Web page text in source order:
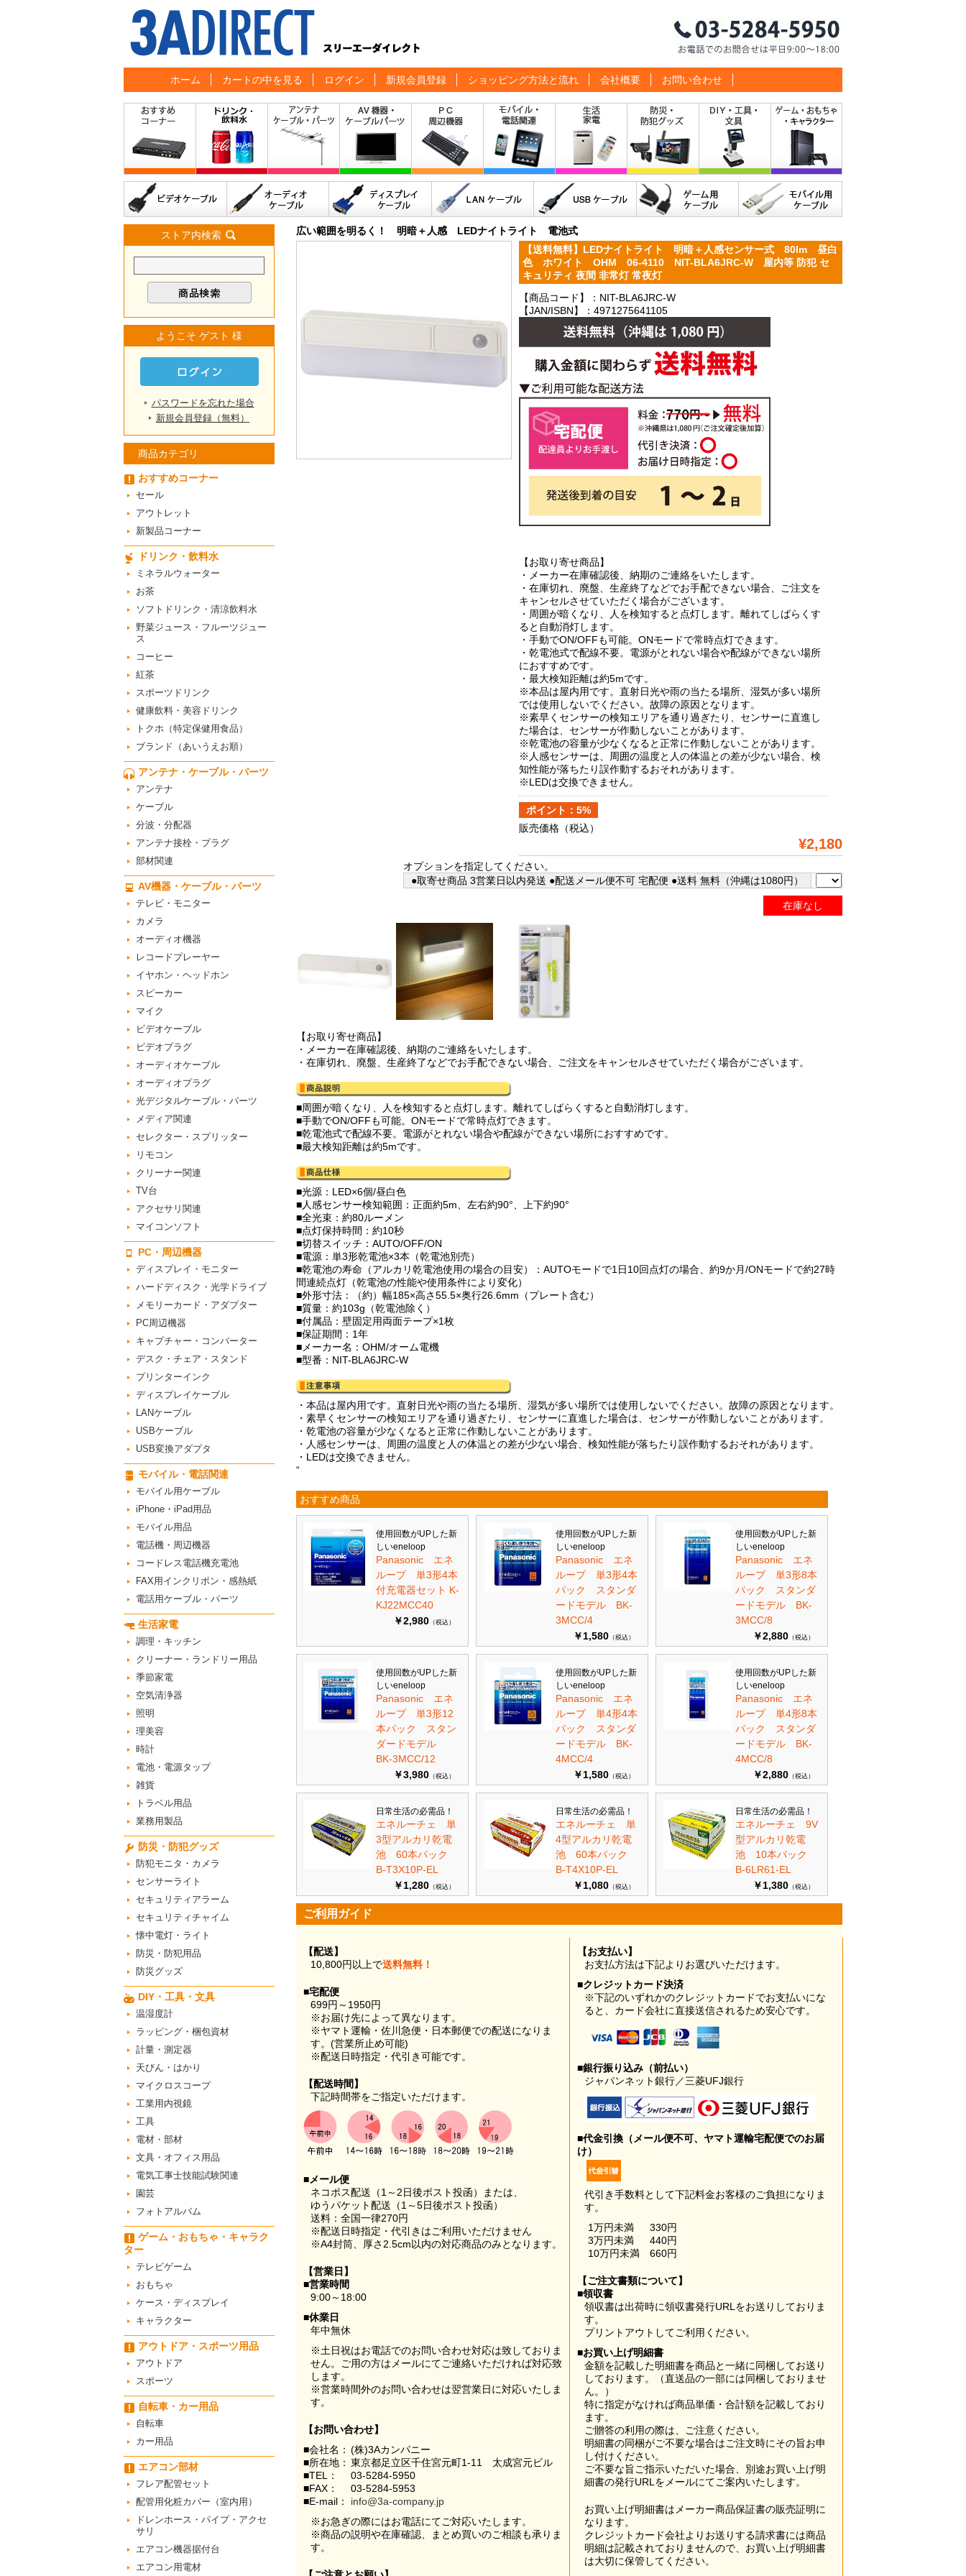
ホーム カートの中を見る ログイン 新規会員登録 ショッピング方法と流れ 会社概要 お問い合わせ
ストア内検索
ようこそ ゲスト 様
パスワードを忘れた場合
新規会員登録（無料）
商品カテゴリ
おすすめコーナー
セール
アウトレット
新製品コーナー
ドリンク・飲料水
ミネラルウォーター
お茶
ソフトドリンク・清涼飲料水
野菜ジュース・フルーツジュー
ス
コーヒー
紅茶
スポーツドリンク
健康飲料・美容ドリンク
トクホ（特定保健用食品）
ブランド（あいうえお順）
アンテナ・ケーブル・パーツ
アンテナ
ケーブル
分波・分配器
アンテナ接栓・プラグ
部材関連
AV機器・ケーブル・パーツ
テレビ・モニター
カメラ
オーディオ機器
レコードプレーヤー
イヤホン・ヘッドホン
スピーカー
マイク
ビデオケーブル
ビデオプラグ
オーディオケーブル
オーディオプラグ
光デジタルケーブル・パーツ
メディア関連
セレクター・スプリッター
リモコン
クリーナー関連
TV台
アクセサリ関連
マイコンソフト
PC・周辺機器
ディスプレイ・モニター
ハードディスク・光学ドライブ
メモリーカード・アダプター
PC周辺機器
キャプチャー・コンバーター
デスク・チェア・スタンド
プリンターインク
ディスプレイケーブル
LANケーブル
USBケーブル
USB変換アダプタ
モバイル・電話関連
モバイル用ケーブル
iPhone・iPad用品
モバイル用品
電話機・周辺機器
コードレス電話機充電池
FAX用インクリボン・感熱紙
電話用ケーブル・パーツ
生活家電
調理・キッチン
クリーナー・ランドリー用品
季節家電
空気清浄器
照明
理美容
時計
電池・電源タップ
雑貨
トラベル用品
業務用製品
防災・防犯グッズ
防犯モニタ・カメラ
センサーライト
セキュリティアラーム
セキュリティチャイム
懐中電灯・ライト
防災・防犯用品
防災グッズ
DIY・工具・文具
温湿度計
ラッピング・梱包資材
計量・測定器
天びん・はかり
マイクロスコープ
工業用内視鏡
工具
電材・部材
文具・オフィス用品
電気工事士技能試験関連
園芸
フォトアルバム
ゲーム・おもちゃ・キャラク
ター
テレビゲーム
おもちゃ
ケース・ディスプレイ
キャラクター
アウトドア・スポーツ用品
アウトドア
スポーツ
自転車・カー用品
自転車
カー用品
エアコン部材
フレア配管セット
配管用化粧カバー（室内用）
ドレンホース・パイプ・アクセ
サリ
エアコン機器据付台
エアコン用電材
広い範囲を明るく！ 明暗＋人感 LEDナイトライト 電池式
【送料無料】LEDナイトライト 明暗＋人感センサー式 80lm 昼白
色 ホワイト OHM 06-4110 NIT-BLA6JRC-W 屋内等 防犯 セ
キュリティ 夜間 非常灯 常夜灯
【商品コード】：NIT-BLA6JRC-W
【JAN/ISBN】：4971275641105
【お取り寄せ商品】
・メーカー在庫確認後、納期のご連絡をいたします。
・在庫切れ、廃盤、生産終了などでお手配できない場合、ご注文を
キャンセルさせていただく場合がございます。
・周囲が暗くなり、人を検知すると点灯します。離れてしばらくす
ると自動消灯します。
・手動でON/OFFも可能。ONモードで常時点灯できます。
・乾電池式で配線不要。電源がとれない場合や配線ができない場所
におすすめです。
・最大検知距離は約5mです。
※本品は屋内用です。直射日光や雨の当たる場所、湿気が多い場所
では使用しないでください。故障の原因となります。
※素早くセンサーの検知エリアを通り過ぎたり、センサーに直進し
た場合は、センサーが作動しないことがあります。
※乾電池の容量が少なくなると正常に作動しないことがあります。
※人感センサーは、周囲の温度と人の体温との差が少ない場合、検
知性能が落ちたり誤作動するおそれがあります。
※LEDは交換できません。
ポイント：5%
販売価格 （税込）
¥2,180
オプションを指定してください。
●取寄せ商品 3営業日以内発送 ●配送メール便不可 宅配便 ●送料 無料（沖縄は1080円）
在庫なし
【お取り寄せ商品】
・メーカー在庫確認後、納期のご連絡をいたします。
・在庫切れ、廃盤、生産終了などでお手配できない場合、ご注文をキャンセルさせていただく場合がございます。
■周囲が暗くなり、人を検知すると点灯します。離れてしばらくすると自動消灯します。
■手動でON/OFFも可能。ONモードで常時点灯できます。
■乾電池式で配線不要。電源がとれない場合や配線ができない場所におすすめです。
■最大検知距離は約5mです。
■光源：LED×6個/昼白色
■人感センサー検知範囲：正面約5m、左右約90°、上下約90°
■全光束：約80ルーメン
■点灯保持時間：約10秒
■切替スイッチ：AUTO/OFF/ON
■電源：単3形乾電池×3本（乾電池別売）
■乾電池の寿命（アルカリ乾電池使用の場合の目安）：AUTOモードで1日10回点灯の場合、約9か月/ONモードで約27時
間連続点灯（乾電池の性能や使用条件により変化）
■外形寸法：（約）幅185×高さ55.5×奥行26.6mm（プレート含む）
■質量：約103g（乾電池除く）
■付属品：壁固定用両面テープ×1枚
■保証期間：1年
■メーカー名：OHM/オーム電機
■型番：NIT-BLA6JRC-W
・本品は屋内用です。直射日光や雨の当たる場所、湿気が多い場所では使用しないでください。故障の原因となります。
・素早くセンサーの検知エリアを通り過ぎたり、センサーに直進した場合は、センサーが作動しないことがあります。
・乾電池の容量が少なくなると正常に作動しないことがあります。
・人感センサーは、周囲の温度と人の体温との差が少ない場合、検知性能が落ちたり誤作動するおそれがあります。
・LEDは交換できません。
“
おすすめ商品
使用回数がUPした新
しいeneloop
Panasonic エネ
ループ 単3形4本
付充電器セット K-
KJ22MCC40
￥2,980 （税込）
使用回数がUPした新
しいeneloop
Panasonic エネ
ループ 単3形4本
パック スタンダ
ードモデル BK-
3MCC/4
￥1,580 （税込）
使用回数がUPした新
しいeneloop
Panasonic エネ
ループ 単3形8本
パック スタンダ
ードモデル BK-
3MCC/8
￥2,880 （税込）
使用回数がUPした新
しいeneloop
Panasonic エネ
ループ 単3形12
本パック スタン
ダードモデル
BK-3MCC/12
￥3,980 （税込）
使用回数がUPした新
しいeneloop
Panasonic エネ
ループ 単4形4本
パック スタンダ
ードモデル BK-
4MCC/4
￥1,580 （税込）
使用回数がUPした新
しいeneloop
Panasonic エネ
ループ 単4形8本
パック スタンダ
ードモデル BK-
4MCC/8
￥2,880 （税込）
日常生活の必需品！
エネルーチェ 単
3型アルカリ乾電
池 60本パック
B-T3X10P-EL
￥1,280 （税込）
日常生活の必需品！
エネルーチェ 単
4型アルカリ乾電
池 60本パック
B-T4X10P-EL
￥1,080 （税込）
日常生活の必需品！
エネルーチェ 9V
型アルカリ乾電
池 10本パック
B-6LR61-EL
￥1,380 （税込）
ご利用ガイド
【配送】
10,800円以上で送料無料！
■宅配便
699円～1950円
※お届け先によって異なります。
※ヤマト運輸・佐川急便・日本郵便での配送になりま
す。(営業所止め可能)
※配送日時指定・代引き可能です。
【配送時間】
下記時間帯をご指定いただけます。
■メール便
ネコポス配送（1～2日後ポスト投函）または、
ゆうパケット配送（1～5日後ポスト投函）
送料：全国一律270円
※配送日時指定・代引きはご利用いただけません
※A4封筒、厚さ2.5cm以内の対応商品のみとなります。
【営業日】
■営業時間
9:00～18:00
■休業日
年中無休
※土日祝はお電話でのお問い合わせ対応は致しておりま
せん。ご用の方はメールにてご連絡いただければ対応致
します。
※営業時間外のお問い合わせは翌営業日に対応いたしま
す。
【お問い合わせ】
■会社名： (株)3Aカンパニー
■所在地： 東京都足立区千住宮元町1-11 太成宮元ビル
■TEL：
03-5284-5950
■FAX：
03-5284-5953
■E-mail：
info@3a-company.jp
※お急ぎの際にはお電話にてご対応いたします。
※商品の説明や在庫確認、まとめ買いのご相談も承りま
す。
【お支払い】
お支払方法は下記よりお選びいただけます。
■クレジットカード決済
※下記のいずれかのクレジットカードでお支払いにな
ると、カード会社に直接送信されるため安心です。
■銀行振り込み（前払い）
ジャパンネット銀行／三菱UFJ銀行
■代金引換（メール便不可、ヤマト運輸宅配便でのお届
け）
代引き手数料として下記料金お客様のご負担になりま
す。
1万円未満
330円
3万円未満
440円
10万円未満
660円
【ご注文書類について】
■領収書
領収書は出荷時に領収書発行URLをお送りしておりま
す。
プリントアウトしてご利用ください。
■お買い上げ明細書
金額を記載した明細書を商品と一緒に同梱してお送り
しております。（直送品の一部には同梱しておりませ
ん。）
特に指定がなければ商品単価・合計額を記載しており
ます。
ご贈答の利用の際は、ご注意ください。
明細書の同梱がご不要な場合はご注文時にその旨お申
し付けください。
ご不要な旨ご指示いただいた場合、別途お買い上げ明
細書の発行URLをメールにてご案内いたします。
お買い上げ明細書はメーカー商品保証書の販売証明に
なります。
クレジットカード会社よりお送りする請求書には商品
明細は記載されておりませんので、お買い上げ明細書
は大切に保管してください。